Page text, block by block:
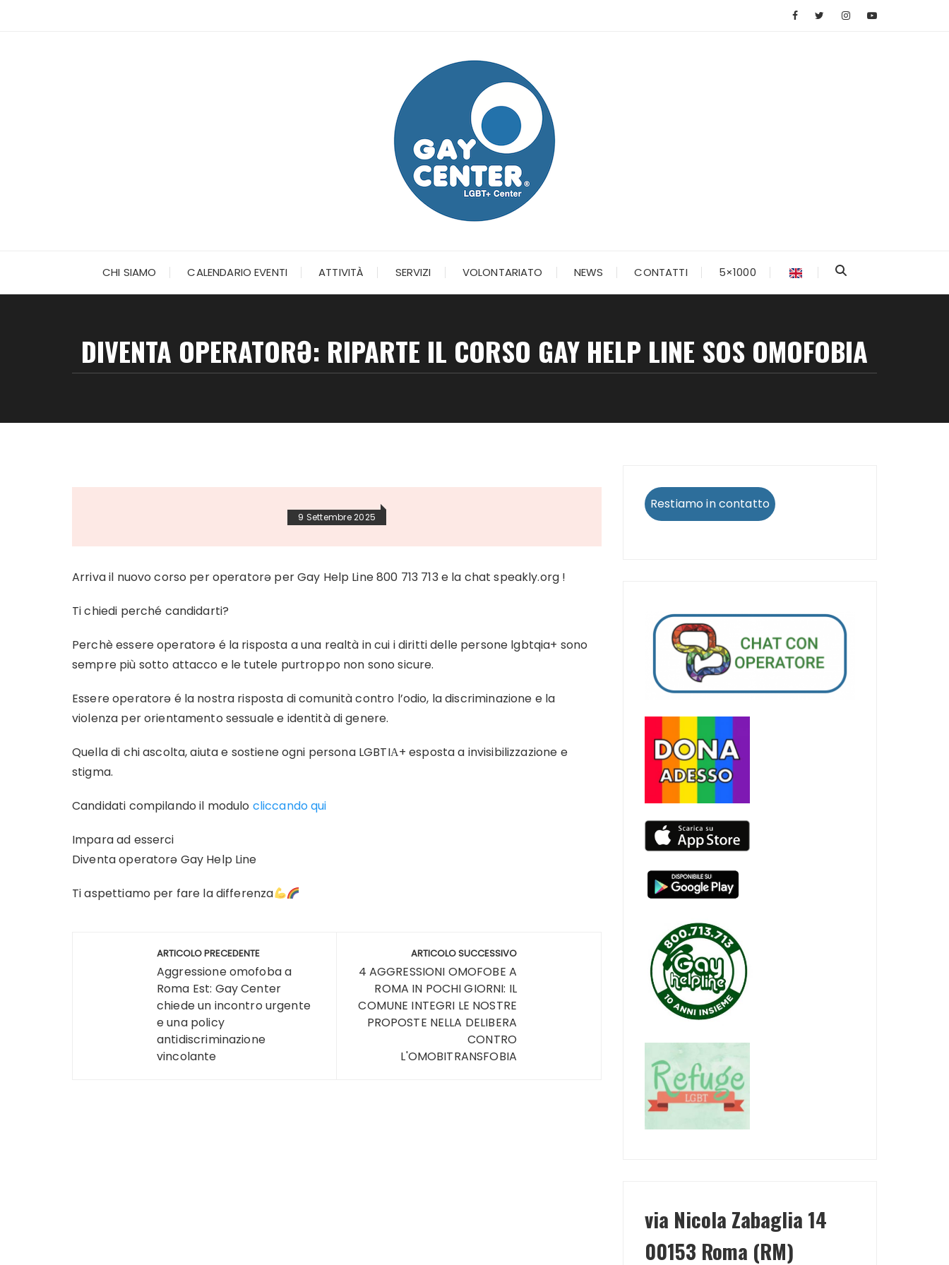
CHI SIAMO CALENDARIO EVENTI ATTIVITÀ SERVIZI VOLONTARIATO NEWS CONTATTI 5×1000
DIVENTA OPERATORƏ: RIPARTE IL CORSO GAY HELP LINE SOS OMOFOBIA
9 Settembre 2025
Arriva il nuovo corso per operatorə per Gay Help Line 800 713 713 e la chat speakly.org !
Ti chiedi perché candidarti?
Perchè essere operatorə é la risposta a una realtà in cui i diritti delle persone lgbtqia+ sono
sempre più sotto attacco e le tutele purtroppo non sono sicure.
Essere operatorə é la nostra risposta di comunità contro l’odio, la discriminazione e la
violenza per orientamento sessuale e identità di genere.
Quella di chi ascolta, aiuta e sostiene ogni persona LGBTIΑ+ esposta a invisibilizzazione e
stigma.
Candidati compilando il modulo cliccando qui
Impara ad esserci
Diventa operatorə Gay Help Line
Ti aspettiamo per fare la differenza
NavigazioneARTICOLO PRECEDENTE
Aggressione omofoba a
Roma Est: Gay Center
chiede un incontro urgente
e una policy
antidiscriminazione
vincolante
ARTICOLO SUCCESSIVO
4 AGGRESSIONI OMOFOBE A
ROMA IN POCHI GIORNI: IL
COMUNE INTEGRI LE NOSTRE
PROPOSTE NELLA DELIBERA
CONTRO
L'OMOBITRANSFOBIA
Restiamo in contatto
via Nicola Zabaglia 14
00153 Roma (RM)